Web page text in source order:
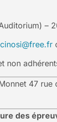
–
non
47 rue
des